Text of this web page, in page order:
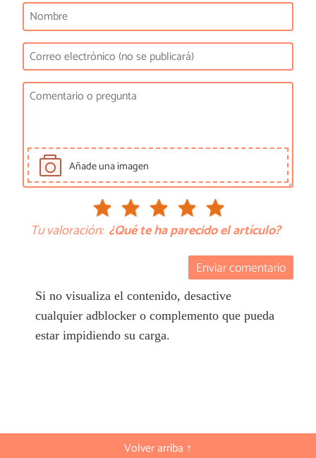
Añade una imagen
Tu valoración: ¿Qué te ha parecido el artículo?
Enviar comentario
Si no visualiza el contenido, desactive
cualquier adblocker o complemento que pueda
estar impidiendo su carga.
Volver arriba ↑